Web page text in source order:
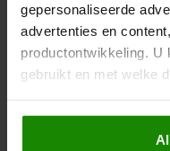
gepersonaliseerde
advertenties en
productontwikkeling. U
gebruikt en met welke
Als u het toestaat,
Informatie
05/02/2026
KOEN CRUCKE
ZITTEN: ‘IK
DOET HET NIET’